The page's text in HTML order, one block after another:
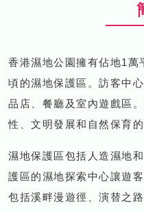
香港濕地公園擁有佔地1萬
頃的濕地保護區。訪客中
品店、餐廳及室內遊戲區
性、文明發展和自然保育的
濕地保護區包括人造濕地
護區的濕地探索中心讓遊
包括溪畔漫遊徑、演替之